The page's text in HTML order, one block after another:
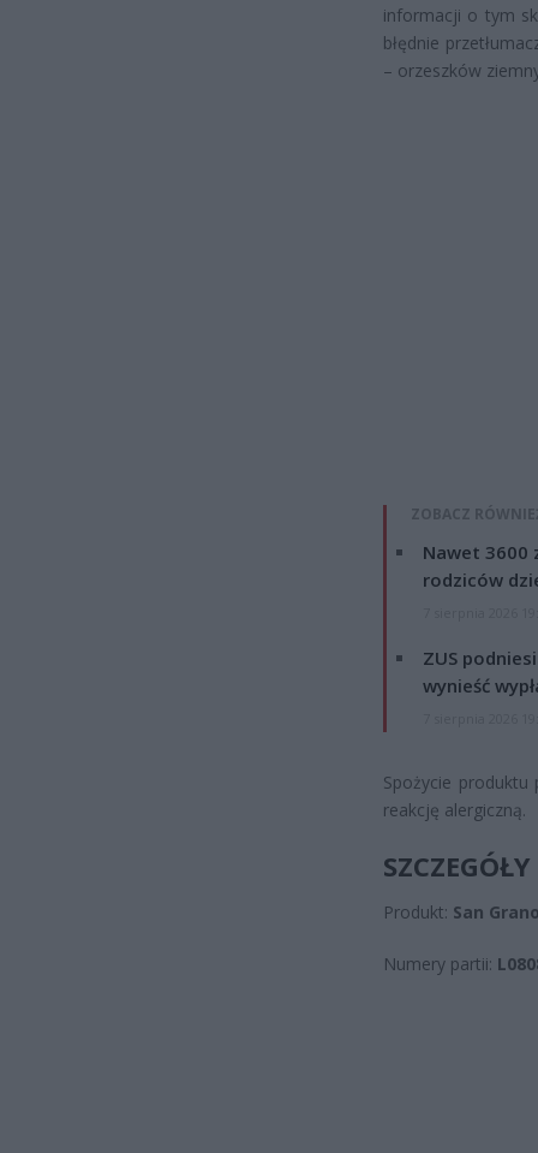
informacji o tym
błędnie
– orzeszków
ZOBACZ
Nawet 3600
rodziców
ZUS
wynieść
Spożycie
reakcję alergiczną.
Produkt: San
Numery partii: